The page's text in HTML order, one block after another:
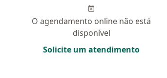
O agendamento online não está
disponível
Solicite um atendimento